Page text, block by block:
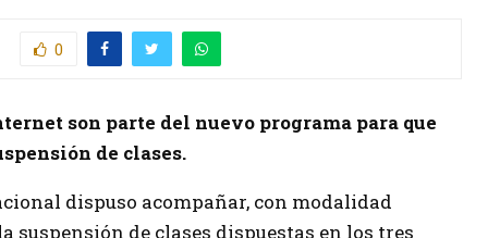
0
son parte del nuevo programa para que
de clases.
dispuso acompañar, con modalidad
suspensión de clases dispuestas en los tres